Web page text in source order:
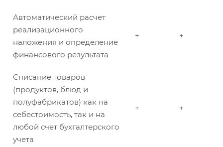
Автоматический расчет
реализационного
наложения и определение
финансового результата
+ +
Списание товаров
(продуктов, блюд и
полуфабрикатов) как на
себестоимость, так и на
любой счет бухгалтерского
учета
+ +